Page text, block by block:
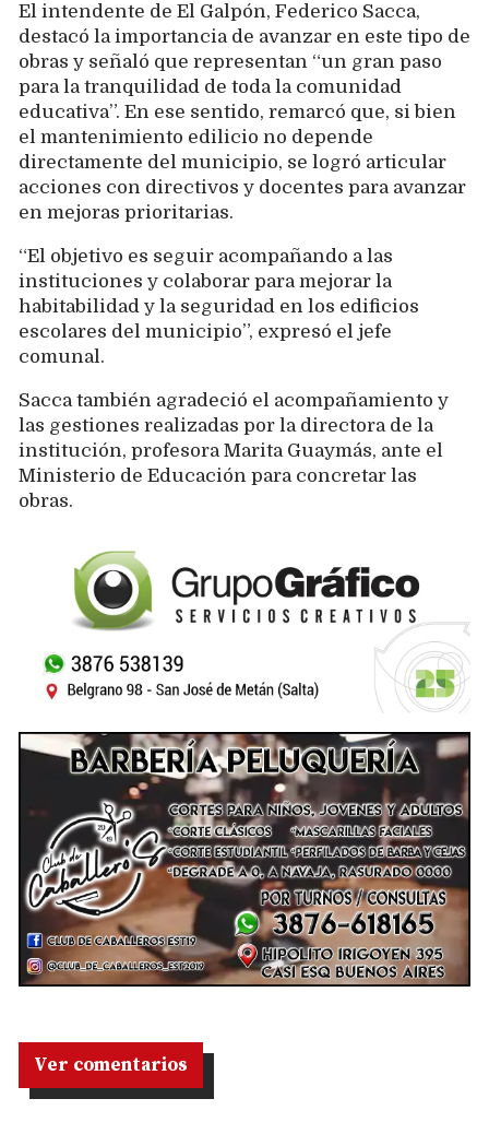
El intendente de El Galpón, Federico Sacca,
destacó la importancia de avanzar en este tipo de
obras y señaló que representan “un gran paso
para la tranquilidad de toda la comunidad
educativa”. En ese sentido, remarcó que, si bien
el mantenimiento edilicio no depende
directamente del municipio, se logró articular
acciones con directivos y docentes para avanzar
en mejoras prioritarias.
“El objetivo es seguir acompañando a las
instituciones y colaborar para mejorar la
habitabilidad y la seguridad en los edificios
escolares del municipio”, expresó el jefe
comunal.
Sacca también agradeció el acompañamiento y
las gestiones realizadas por la directora de la
institución, profesora Marita Guaymás, ante el
Ministerio de Educación para concretar las
obras.
Ver comentarios